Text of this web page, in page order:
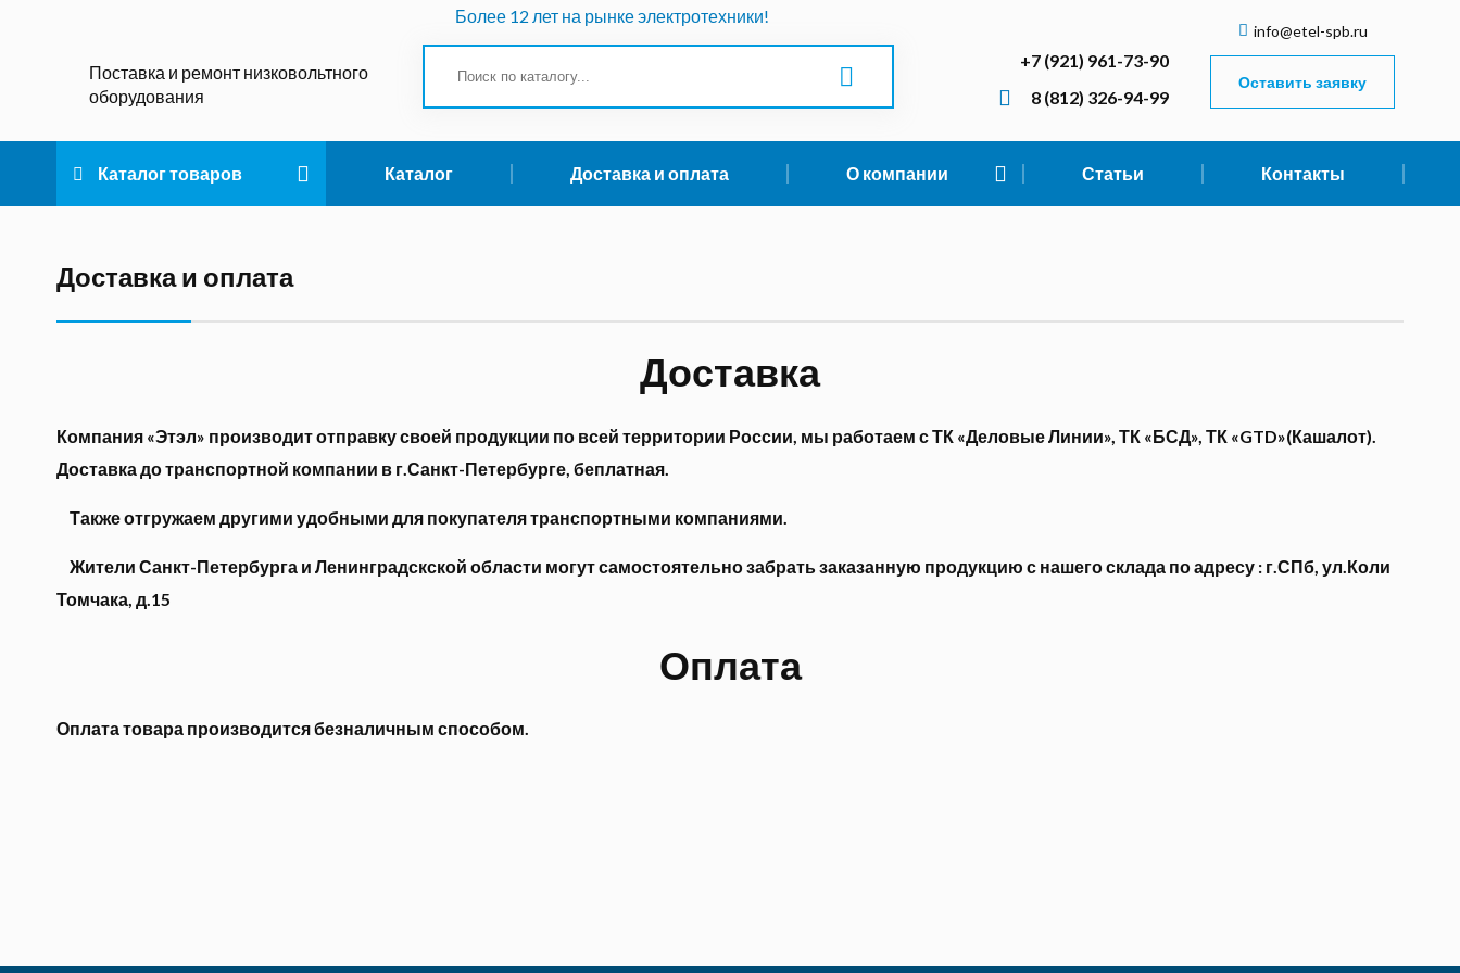
Поставка и ремонт низковольтного
оборудования
Более 12 лет на рынке электротехники!
+7 (921) 961-73-90
8 (812) 326-94-99
info@etel-spb.ru
Оставить заявку
Каталог товаров Каталог Доставка и оплата О компании Статьи Контакты
Доставка и оплата
Доставка
Компания «Этэл» производит отправку своей продукции по всей территории России, мы работаем с ТК «Деловые Линии», ТК «БСД», ТК «GTD»(Кашалот).
Доставка до транспортной компании в г.Санкт-Петербурге, беплатная.
Также отгружаем другими удобными для покупателя транспортными компаниями.
Жители Санкт-Петербурга и Ленинградскской области могут самостоятельно забрать заказанную продукцию с нашего склада по адресу : г.СПб, ул.Коли
Томчака, д.15
Оплата
Оплата товара производится безналичным способом.